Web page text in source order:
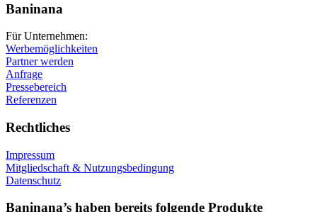
Baninana
Für Unternehmen:
Werbemöglichkeiten
Partner werden
Anfrage
Pressebereich
Referenzen
Rechtliches
Impressum
Mitgliedschaft & Nutzungsbedingung
Datenschutz
Baninana’s haben bereits folgende Produkte